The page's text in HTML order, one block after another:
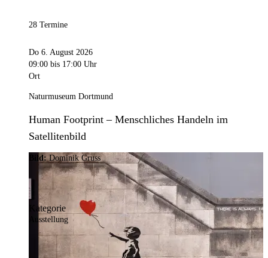
28 Termine
Do 6. August 2026
09:00 bis 17:00 Uhr
Ort
Naturmuseum Dortmund
Human Footprint – Menschliches Handeln im
Satellitenbild
Bild:Dominik Gruss
Kategorie
Ausstellung